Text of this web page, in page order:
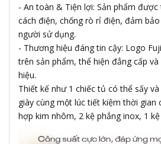
- An toàn & Tiện lợi: Sản phẩm
cách điện, chống rò rỉ điện, đảm
người sử dụng.
- Thương hiệu đáng tin cậy: Logo
trên sản phẩm, thể hiện đẳng cấp
hiệu.
Thiết kế như 1 chiếc tủ có thể sấy
giày cùng một lúc tiết kiệm thời gian
hợp kim nhôm, 2 kệ phẳng inox, 1 kệ